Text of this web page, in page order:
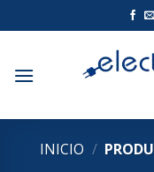
al
INICIO /